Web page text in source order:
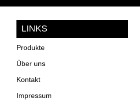
LINKS
Produkte
Über uns
Kontakt
Impressum